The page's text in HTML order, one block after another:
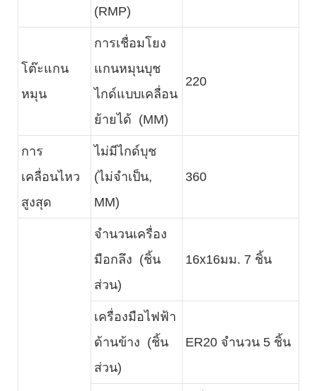
(RMP)
โต๊ะแกน
หมุน
การเชื่อมโยง
แกนหมุนบุช
ไกด์แบบเคลื่อน
ย้ายได้ (MM)
220
การ
เคลื่อนไหว
สูงสุด
ไม่มีไกด์บุช
(ไม่จำเป็น,
MM)
360
จำนวนเครื่อง
มือกลึง (ชิ้น
ส่วน)
16x16มม. 7 ชิ้น
เครื่องมือไฟฟ้า
ด้านข้าง (ชิ้น
ส่วน)
ER20 จำนวน 5 ชิ้น